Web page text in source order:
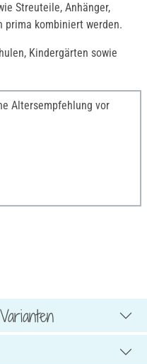
Streuteile, Anhänger,
prima kombiniert werden.
Kindergärten sowie
Altersempfehlung vor